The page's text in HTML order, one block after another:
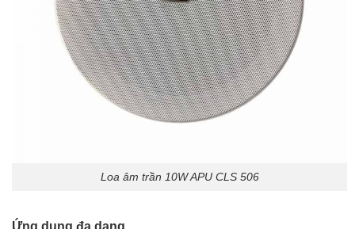
Loa âm trần 10W APU CLS 506
Ứng dụng đa dạng